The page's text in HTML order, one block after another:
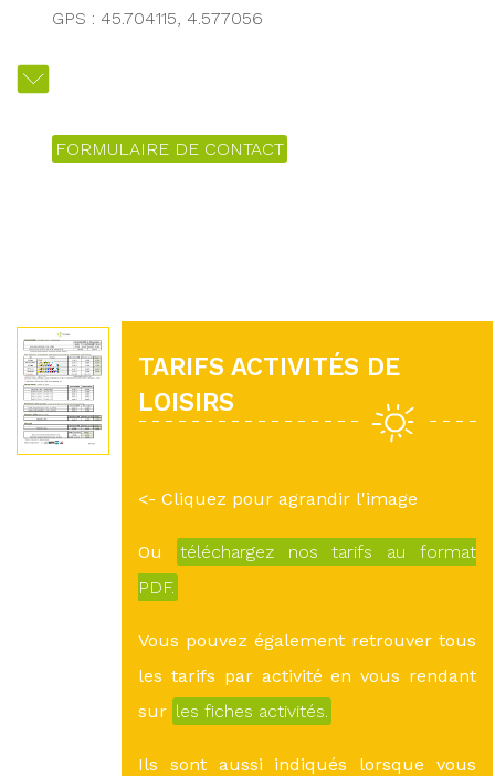
GPS : 45.704115, 4.577056
FORMULAIRE DE CONTACT
TARIFS ACTIVITÉS DE
LOISIRS
<- Cliquez pour agrandir l'image
Ou
téléchargez nos tarifs au format
PDF.
Vous pouvez également retrouver tous
les tarifs par activité en vous rendant
sur les fiches activités.
Ils sont aussi indiqués lorsque vous